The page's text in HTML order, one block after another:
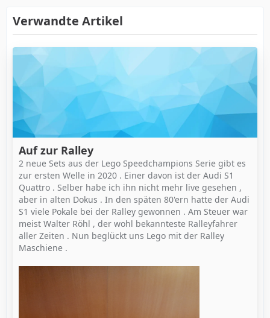
Verwandte Artikel
Auf zur Ralley
2 neue Sets aus der Lego Speedchampions Serie gibt es
zur ersten Welle in 2020 . Einer davon ist der Audi S1
Quattro . Selber habe ich ihn nicht mehr live gesehen ,
aber in alten Dokus . In den späten 80'ern hatte der Audi
S1 viele Pokale bei der Ralley gewonnen . Am Steuer war
meist Walter Röhl , der wohl bekannteste Ralleyfahrer
aller Zeiten . Nun beglückt uns Lego mit der Ralley
Maschiene .